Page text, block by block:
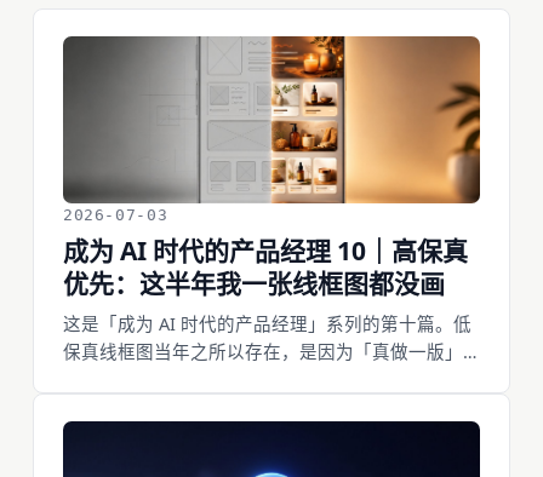
2026-07-03
成为 AI 时代的产品经理 10｜高保真
优先：这半年我一张线框图都没画
这是「成为 AI 时代的产品经理」系列的第十篇。低
保真线框图当年之所以存在，是因为「真做一版」
品团队干脆把线框流程整个换掉了，Delivery Hero
有个总监一小时手搓出原型没找工程师。我自己这